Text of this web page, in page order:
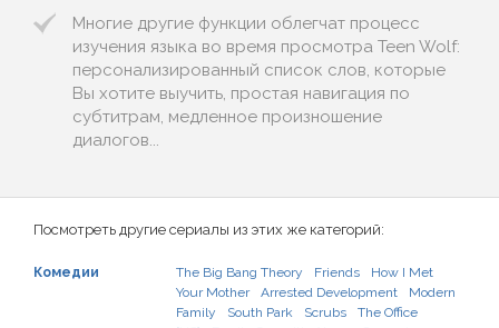
Многие другие функции облегчат процесс
изучения языка во время просмотра Teen Wolf:
персонализированный список слов, которые
Вы хотите выучить, простая навигация по
субтитрам, медленное произношение
диалогов...
Посмотреть другие сериалы из этих же категорий:
Комедии The Big Bang Theory Friends
How I Met
Your Mother
Arrested Development
Modern
Family
South Park Scrubs
The Office